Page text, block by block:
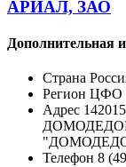
АРИАЛ, ЗАО
Дополнительная
Страна
Регион ЦФО
Адрес
Телефон 8